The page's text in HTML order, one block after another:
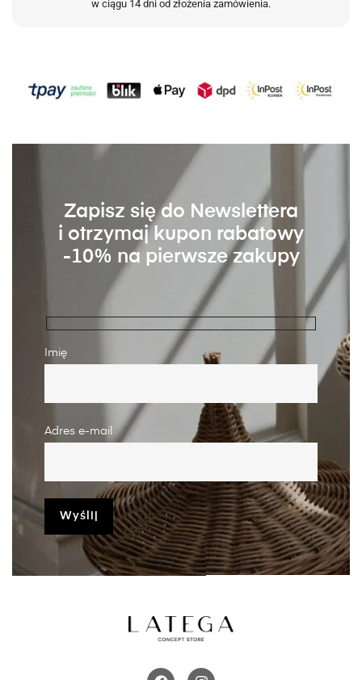
w ciągu 14 dni od złożenia zamówienia.
Zapisz się do Newslettera
i otrzymaj kupon rabatowy
-10% na pierwsze zakupy
Imię
Adres e-mail